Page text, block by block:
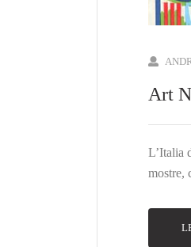
Art
L’Italia
mostre,